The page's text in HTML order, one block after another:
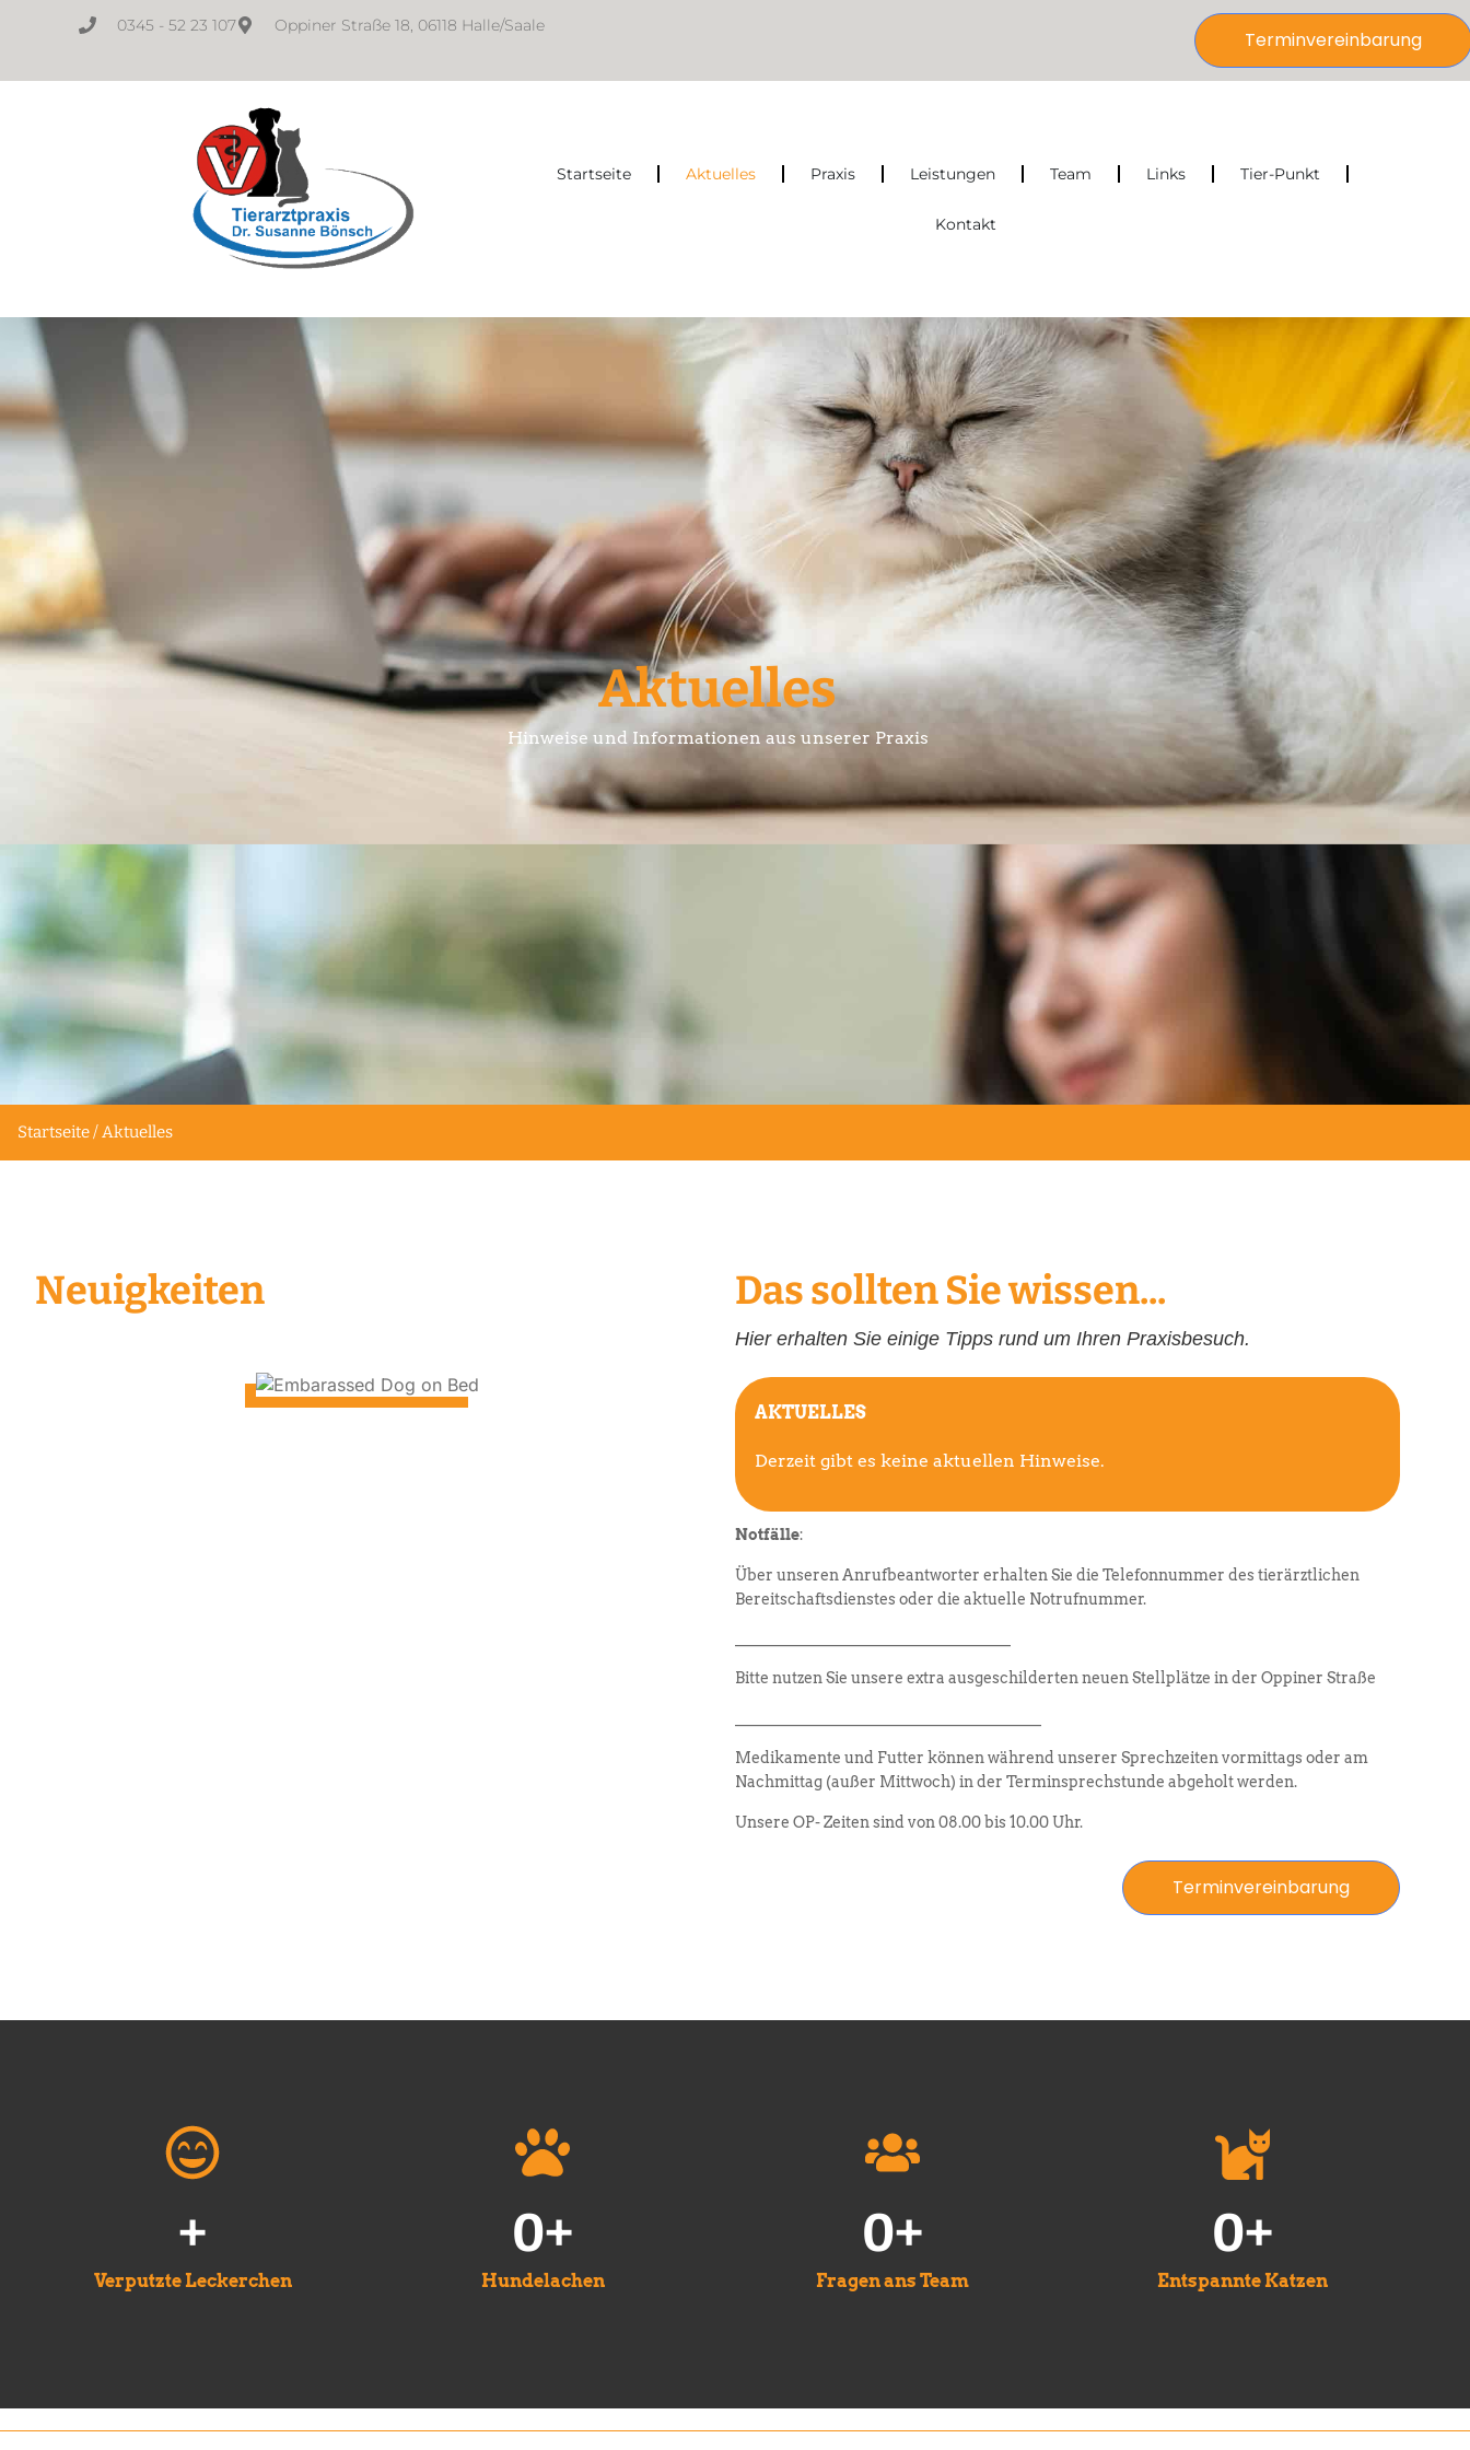
0345 - 52 23 107 Oppiner Straße 18, 06118 Halle/Saale
Terminvereinbarung
Startseite Aktuelles Praxis Leistungen Team Links Tier-Punkt
Kontakt
Aktuelles
Hinweise und Informationen aus unserer Praxis
Startseite / Aktuelles
Neuigkeiten Das sollten Sie wissen...
Hier erhalten Sie einige Tipps rund um Ihren Praxisbesuch.
AKTUELLES
Derzeit gibt es keine aktuellen Hinweise.
Notfälle:
Über unseren Anrufbeantworter erhalten Sie die Telefonnummer des tierärztlichen
Bereitschaftsdienstes oder die aktuelle Notrufnummer.
Bitte nutzen Sie unsere extra ausgeschilderten neuen Stellplätze in der Oppiner Straße
Medikamente und Futter können während unserer Sprechzeiten vormittags oder am
Nachmittag (außer Mittwoch) in der Terminsprechstunde abgeholt werden.
Unsere OP- Zeiten sind von 08.00 bis 10.00 Uhr.
Terminvereinbarung
Verputzte Leckerchen
+
Hundelachen
0+
Fragen ans Team
0+
Entspannte Katzen
0+